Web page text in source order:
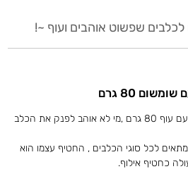
שפשוט אוהבים ועוף ~!
80 גרם
שקית חטיפים לכלב בטעם עוף 80 גרם ,מי לא אוהב לפנק את הכלב
לכל סוגי הכלבים , החטיף עצמו הוא
כחטיף אילוף.